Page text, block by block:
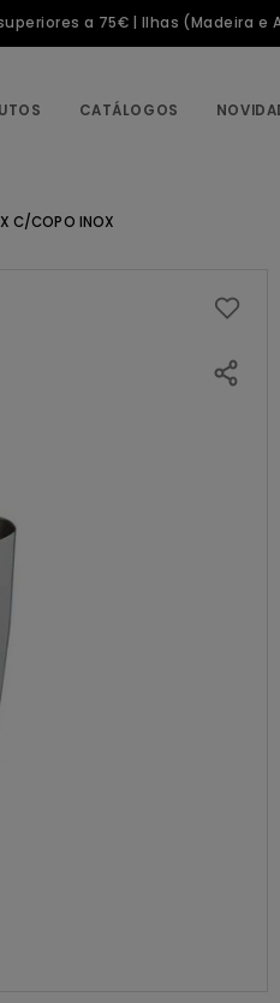
a 75€ | Ilhas (Madeira
CATÁLOGOS
C/COPO INOX